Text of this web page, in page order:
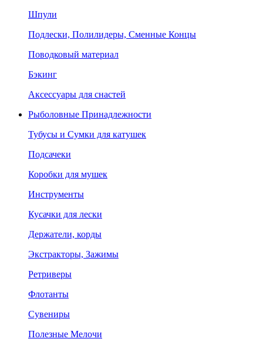
Шпули
Подлески, Полилидеры, Сменные Концы
Поводковый материал
Бэкинг
Аксессуары для снастей
Рыболовные Принадлежности
Тубусы и Сумки для катушек
Подсачеки
Коробки для мушек
Инструменты
Кусачки для лески
Держатели, корды
Экстракторы, Зажимы
Ретриверы
Флотанты
Сувениры
Полезные Мелочи